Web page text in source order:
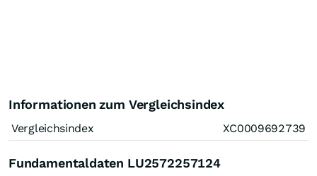
Informationen zum Vergleichsindex
Vergleichsindex XC0009692739
Fundamentaldaten LU2572257124